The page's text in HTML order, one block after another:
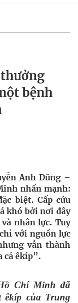
bệnh
Anh Dũng –
nhấn mạnh:
biệt. Cấp cứu
khó bởi nơi đây
nhân lực. Tuy
với nguồn lực
vẫn thành
cả êkíp”.
Chí Minhđã
êkíp của Trung